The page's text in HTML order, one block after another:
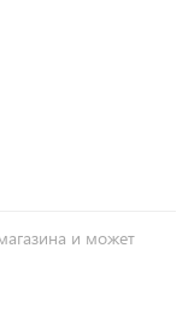
и может